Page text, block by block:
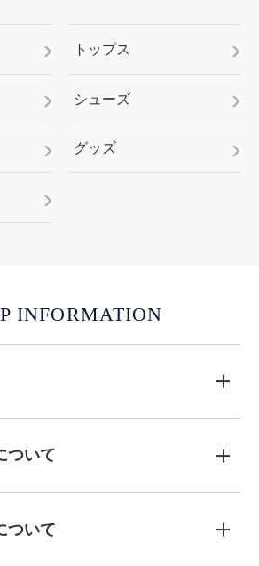
トップス
シューズ
グッズ
INFORMATION
ついて
ついて